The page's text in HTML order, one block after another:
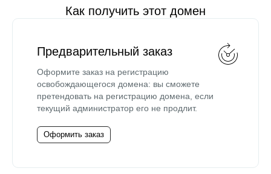
Как получить этот домен
Предварительный заказ
Оформите заказ на регистрацию
освобождающегося домена: вы сможете
претендовать на регистрацию домена, если
текущий администратор его не продлит.
Оформить заказ